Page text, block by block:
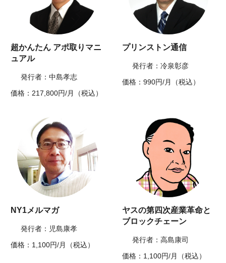
超かんたん アポ取りマニ
ュアル
発行者：中島孝志
価格：217,800円/月（税込）
プリンストン通信
発行者：冷泉彰彦
価格：990円/月（税込）
NY1メルマガ
発行者：児島康孝
価格：1,100円/月（税込）
ヤスの第四次産業革命と
ブロックチェーン
発行者：高島康司
価格：1,100円/月（税込）